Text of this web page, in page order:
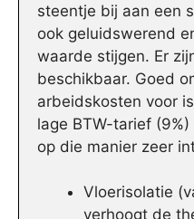
steentje bij aan een
ook geluidswerend
waarde stijgen. Er
beschikbaar. Goed
arbeidskosten voor
lage BTW-tarief
op die manier zeer
Vloerisolatie
verhoogt de